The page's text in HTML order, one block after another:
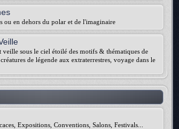
ou en dehors du polar et de l'imaginaire
veille sous le ciel étoilé des motifs & thématiques de
de légende aux extraterrestres, voyage dans le
Expositions, Conventions, Salons, Festivals...